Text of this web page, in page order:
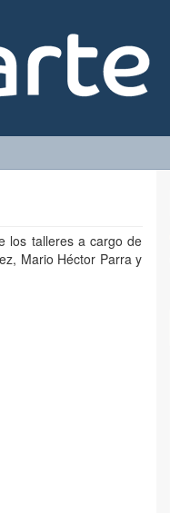
los talleres a cargo de
Mario Héctor Parra y